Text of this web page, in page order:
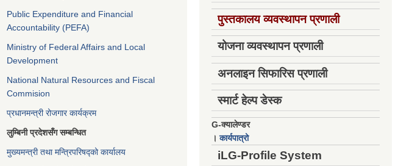
Public Expenditure and Financial
Accountability (PEFA)
Ministry of Federal Affairs and Local
Development
National Natural Resources and Fiscal
Commision
प्रधानमन्त्री रोजगार कार्यक्रम
लुम्बिनी प्रदेशसँग सम्बन्धित
मुख्यमन्त्री तथा मन्त्रिपरिषद्को कार्यालय
पुस्तकालय व्यवस्थापन प्रणाली
योजना व्यवस्थापन प्रणाली
अनलाइन सिफारिस प्रणाली
स्मार्ट हेल्प डेस्क
G-क्यालेण्डर
।कार्यपात्रो
iLG-Profile System